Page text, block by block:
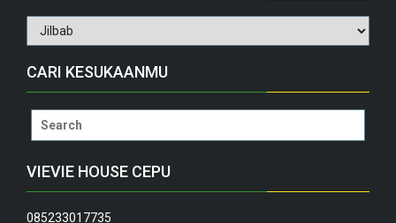
CARI KESUKAANMU
Search
VIEVIE HOUSE CEPU
085233017735